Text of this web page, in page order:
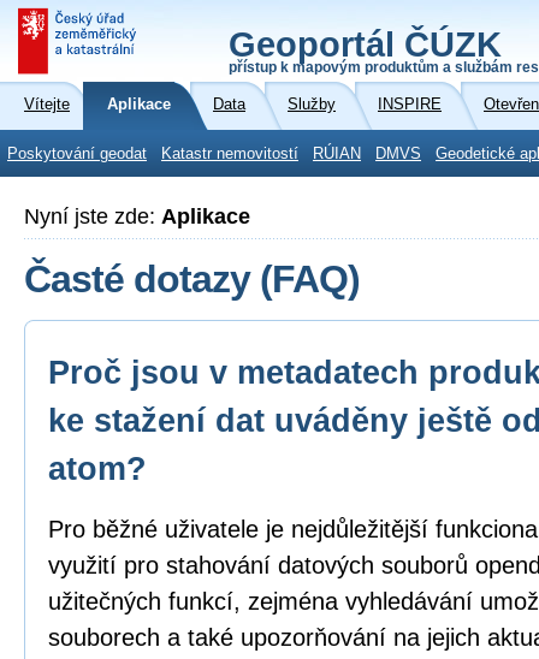
Geoportál ČÚZK
přístup k mapovým produktům a službám
Vítejte Aplikace Data Služby INSPIRE
Poskytování geodat Katastr nemovitostí RÚIAN DMVS Geodetické
Nyní jste zde: Aplikace
Časté dotazy (FAQ)
Proč jsou v metadatech
ke stažení dat uváděny ještě
atom?
Pro běžné uživatele je nejdůležitější
využití pro stahování datových souborů
užitečných funkcí, zejména vyhledávání
souborech a také upozorňování na jejich